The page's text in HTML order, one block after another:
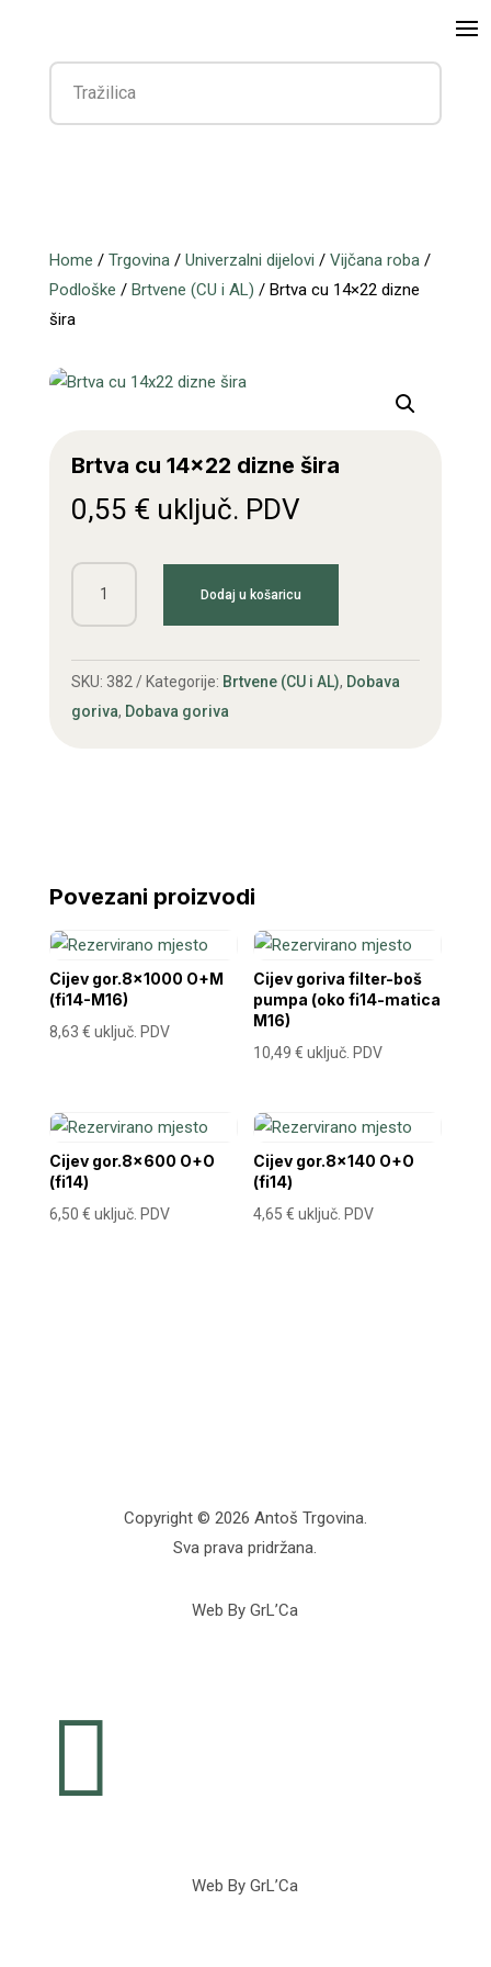
Home / Trgovina/ Univerzalni dijelovi / Vijčana roba/
Podloške / Brtvene (CU i AL) / Brtva cu 14×22 dizne
šira
Brtva cu 14×22 dizne šira
0,55 € uključ. PDV
Brtva
dizne
šira
količina
Dodaj u košaricu
SKU: 382 Kategorije: Brtvene (CU i AL), Dobava
goriva, Dobava goriva
Povezani proizvodi
Cijev gor.8×1000 O+M
(fi14-M16)
8,63 € uključ. PDV
Cijev goriva filter-boš
pumpa (oko fi14-matica
M16)
10,49€ uključ. PDV
Cijev gor.8×600 O+O
(fi14)
6,50 € uključ. PDV
Cijev gor.8×140 O+O
(fi14)
4,65€ uključ. PDV
Copyright © 2026 Antoš Trgovina.
Sva prava pridržana.
Web By GrL’Ca

Web By GrL’Ca